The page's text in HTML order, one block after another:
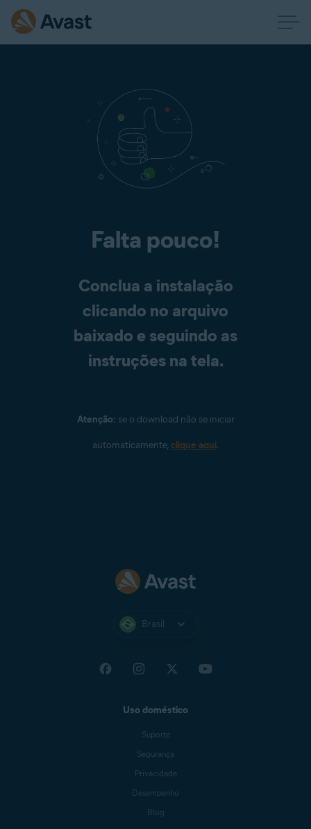
Falta pouco!
Conclua a instalação
clicando no arquivo
baixado e seguindo as
instruções na tela.
Atenção: se o download não se iniciar
automaticamente, clique aqui.
Brasil
Uso doméstico
Suporte
Segurança
Privacidade
Desempenho
Blog